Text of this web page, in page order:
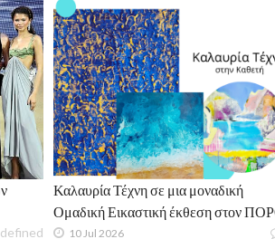
Καλαυρία Τέχνη σε μια μοναδική
Ομαδική Εικαστική έκθεση στον
10 Jul 2026